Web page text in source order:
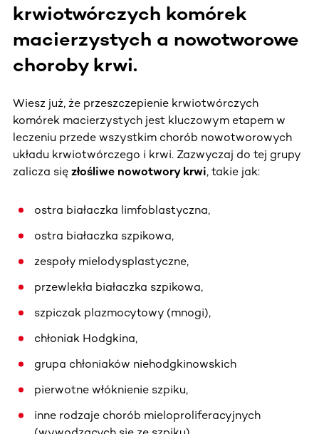
krwiotwórczych komórek
macierzystych a nowotworowe
choroby krwi.
Wiesz już, że przeszczepienie krwiotwórczych
komórek macierzystych jest kluczowym etapem w
leczeniu przede wszystkim chorób nowotworowych
układu krwiotwórczego i krwi. Zazwyczaj do tej grupy
zalicza się złośliwe nowotwory krwi, takie jak:
ostra białaczka limfoblastyczna,
ostra białaczka szpikowa,
zespoły mielodysplastyczne,
przewlekła białaczka szpikowa,
szpiczak plazmocytowy (mnogi),
chłoniak Hodgkina,
grupa chłoniaków niehodgkinowskich
pierwotne włóknienie szpiku,
inne rodzaje chorób mieloproliferacyjnych